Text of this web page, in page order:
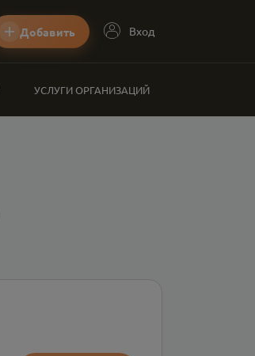
Добавить Вход
УСЛУГИ ОРГАНИЗАЦИЙ